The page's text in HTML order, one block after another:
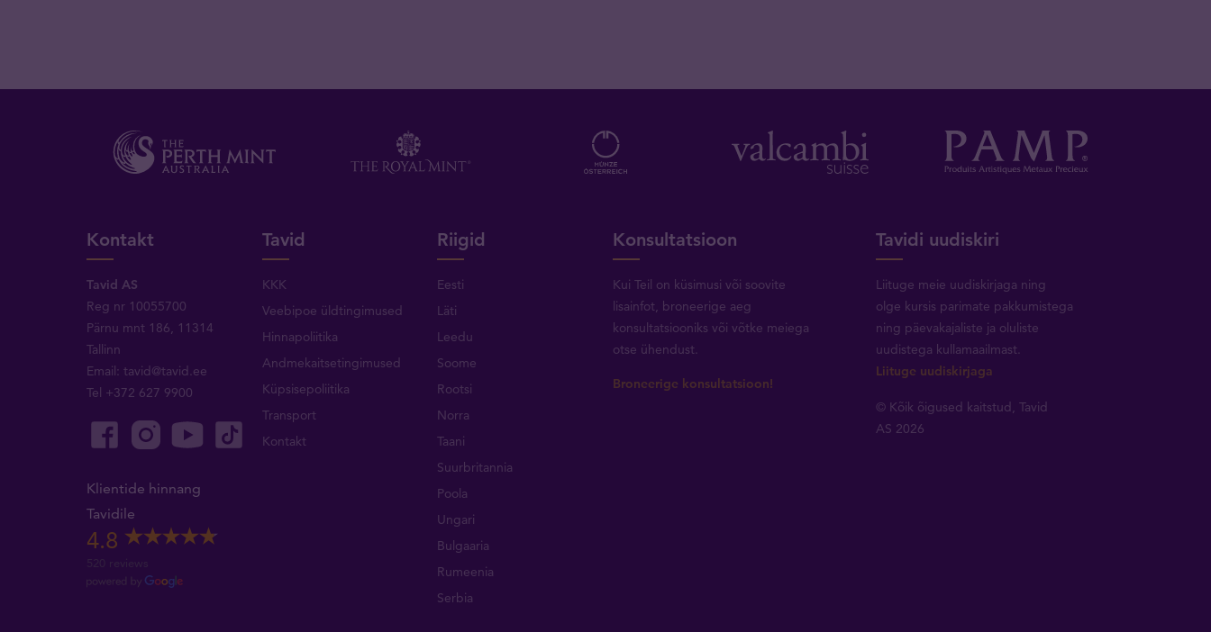
Kontakt
Tavid AS
Reg nr 10055700
Pärnu mnt 186, 11314
Tallinn
Email:tavid@tavid.ee
Tel +372 627 9900
Klientide hinnang
Tavidile
4.8
520 reviews
Tavid
KKK
Veebipoe üldtingimused
Hinnapoliitika
Andmekaitsetingimused
Küpsisepoliitika
Transport
Kontakt
Riigid
Eesti
Läti
Leedu
Soome
Rootsi
Norra
Taani
Suurbritannia
Poola
Ungari
Bulgaaria
Rumeenia
Serbia
Konsultatsioon
Kui Teil on küsimusi või soovite
lisainfot, broneerige aeg
konsultatsiooniks või võtke meiega
otse ühendust.
Broneerige konsultatsioon!
Tavidi uudiskiri
Liituge meie uudiskirjaga ning
olge kursis parimate pakkumistega
ning päevakajaliste ja oluliste
uudistega kullamaailmast.
Liituge uudiskirjaga
© Kõik õigused kaitstud, Tavid
AS 2026